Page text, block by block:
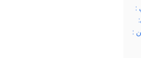
:
: